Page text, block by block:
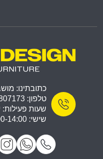
כתובתינו:
טלפון: 04-9807173 | פקס: 04-8550248
שעות פעילות: ימים
שישי: 9:00-14:00 | שבת: סגור